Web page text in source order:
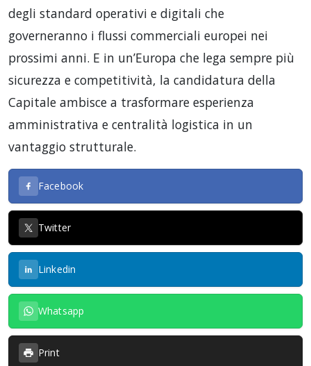
degli standard operativi e digitali che
governeranno i flussi commerciali europei nei
prossimi anni. E in un’Europa che lega sempre più
sicurezza e competitività, la candidatura della
Capitale ambisce a trasformare esperienza
amministrativa e centralità logistica in un
vantaggio strutturale.
Facebook
Twitter
Linkedin
Whatsapp
Print